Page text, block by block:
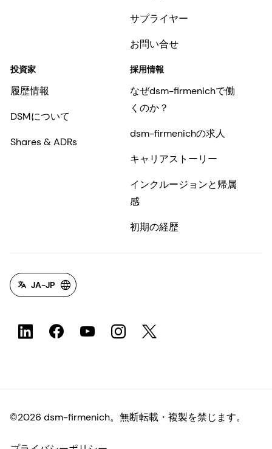
サプライヤー
お問い合せ
投資家
履歴情報
DSMについて
Shares & ADRs
採用情報
なぜdsm-firmenichで働
くのか？
dsm-firmenichの求人
キャリアストーリー
インクルージョンと帰属
感
初期の経歴
JA-JP
©2026 dsm-firmenich。無断転載・複製を禁じます。